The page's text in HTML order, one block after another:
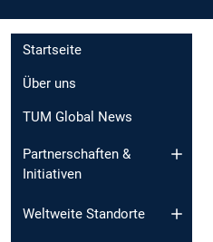
Startseite
Über uns
TUM Global News
Partnerschaften &
Initiativen
Weltweite Standorte